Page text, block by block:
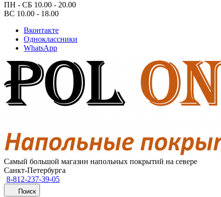
ПН - СБ 10.00 - 20.00
ВС 10.00 - 18.00
Вконтакте
Одноклассники
WhatsApp
Самый большой магазин напольных покрытий на севере
Санкт-Петербурга
8-812-237-39-05
Поиск